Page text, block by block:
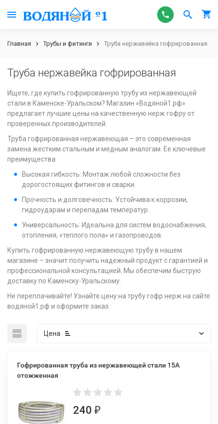
Главная Трубы и фитинги Труба нержавейка гофрированная
Труба нержавейка гофрированная
Ищете, где купить гофрированную трубу из нержавеющей
стали в Каменске-Уральском? Магазин «Водяной1.рф»
предлагает лучшие цены на качественную нерж гофру от
проверенных производителей.
Труба гофрированная нержавеющая – это современная
замена жестким стальным и медным аналогам. Ее ключевые
преимущества:
Высокая гибкость: Монтаж любой сложности без
дорогостоящих фитингов и сварки.
Прочность и долговечность: Устойчива к коррозии,
гидроударам и перепадам температур.
Универсальность: Идеальна для систем водоснабжения,
отопления, «теплого пола» и газопроводов.
Купить гофрированную нержавеющую трубу в нашем
магазине – значит получить надежный продукт с гарантией и
профессиональной консультацией. Мы обеспечим быструю
доставку по Каменску-Уральскому.
Не переплачивайте! Узнайте цену на трубу гофр нерж на сайте
водяной1.рф и оформите заказ.
Цена
Гофрированная труба из нержавеющей стали 15А
отожженная
240 ₽